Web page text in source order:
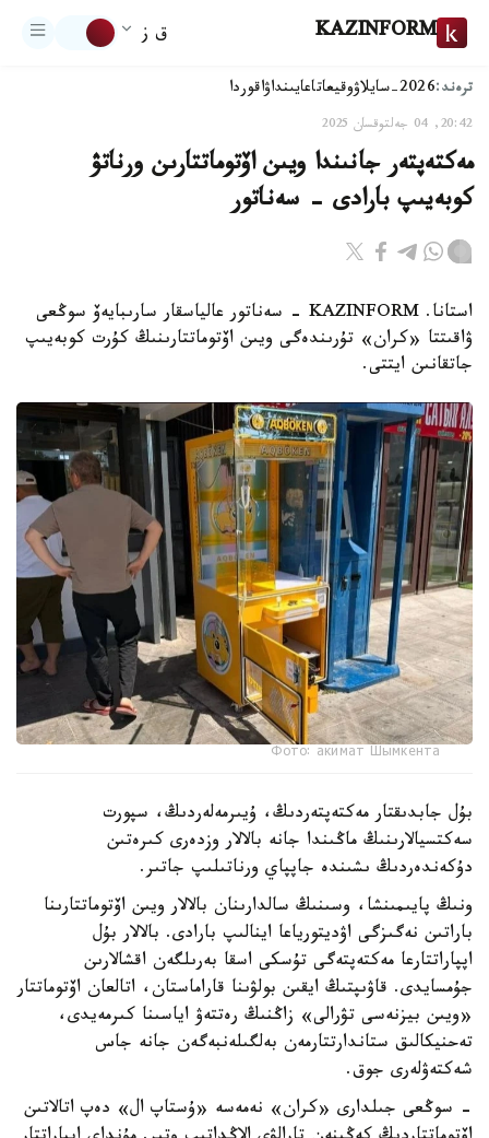
KAZINFORM ق ز
ترەند:2026-سايلاۋ وقيعاتاعايىنداۋاقوردا
20:42, 04 جەلتوقسان 2025
مەكتەپتەر جانىندا ويىن اۆتوماتتارىن ورناتۋ
كوبەيىپ بارادى - سەناتور
استانا. KAZINFORM - سەناتور عالياسقار سارىبايەۆ سوڭعى
ۋاقىتتا «كران» تۇرىندەگى ويىن اۆتوماتتارىنىڭ كۇرت كوبەيىپ
جاتقانىن ايتتى.
Фото: акимат Шымкента
بۇل جابدىقتار مەكتەپتەردىڭ، ۇيىرمەلەردىڭ، سپورت
سەكتسيالارىنىڭ ماڭىندا جانە بالالار وزدەرى كىرەتىن
دۇكەندەردىڭ ىشىندە جاپپاي ورناتىلىپ جاتىر.
ونىڭ پايىمىنشا، وسىنىڭ سالدارىنان بالالار ويىن اۆتوماتتارىنا
باراتىن نەگىزگى اۋديتورياعا اينالىپ بارادى. بالالار بۇل
اپپاراتتارعا مەكتەپتەگى تۇسكى اسقا بەرىلگەن اقشالارىن
جۇمسايدى. قاۋىپتىڭ ايقىن بولۋىنا قاراماستان، اتالعان اۆتوماتتار
«ويىن بيزنەسى تۋرالى» زاڭنىڭ رەتتەۋ اياسىنا كىرمەيدى،
تەحنيكالىق ستاندارتتارمەن بەلگىلەنبەگەن جانە جاس
شەكتەۋلەرى جوق.
- سوڭعى جىلدارى «كران» نەمەسە «ۇستاپ ال» دەپ اتالاتىن